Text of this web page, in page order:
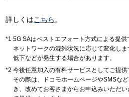
詳しくはこちら 。
5G SAはベストエフォート方式による提
ネットワークの混雑状況に応じて変化し
低下などが発生する場合があります。
今後任意加入の有料サービスとしてご提供
その際は、ドコモホームページやSMSな
き、改めてお客さまからお申込みいただ